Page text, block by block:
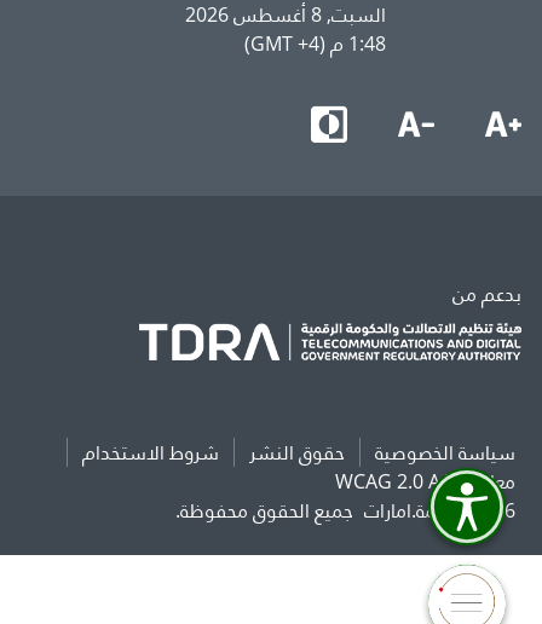
السبت, 8 أغسطس 2026
1:48 م (GMT +4)
بدعم من
سياسة الخصوصية حقوق النشر
شروط الاستخدام
معايير WCAG 2.0 AAA
2026 حكومة.امارات
جميع الحقوق محفوظة.